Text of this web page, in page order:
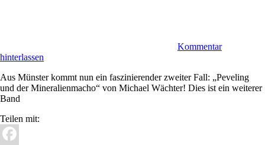
Kommentar
hinterlassen
Aus Münster kommt nun ein faszinierender zweiter Fall: „Peveling
und der Mineralienmacho“ von Michael Wächter! Dies ist ein weiterer
Band
Teilen mit: